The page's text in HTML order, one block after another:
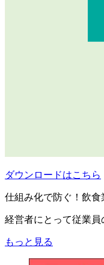
ダウンロードはこちら
仕組み化で防ぐ！飲
経営者にとって従業員
もっと見る